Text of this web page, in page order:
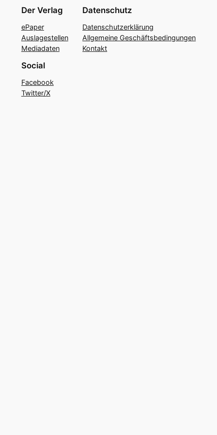
Der Verlag
ePaper
Auslagestellen
Mediadaten
Datenschutz
Datenschutzerklärung
Allgemeine Geschäftsbedingungen
Kontakt
Social
Facebook
Twitter/X